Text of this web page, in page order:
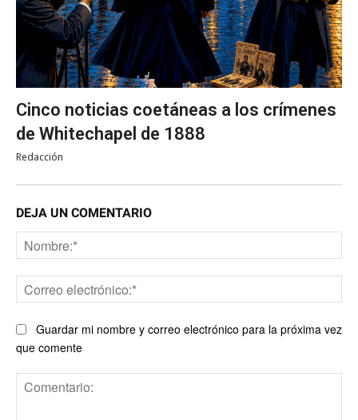
Cinco noticias coetáneas a los crímenes
de Whitechapel de 1888
Redacción
DEJA UN COMENTARIO
Guardar mi nombre y correo electrónico para la próxima vez
que comente